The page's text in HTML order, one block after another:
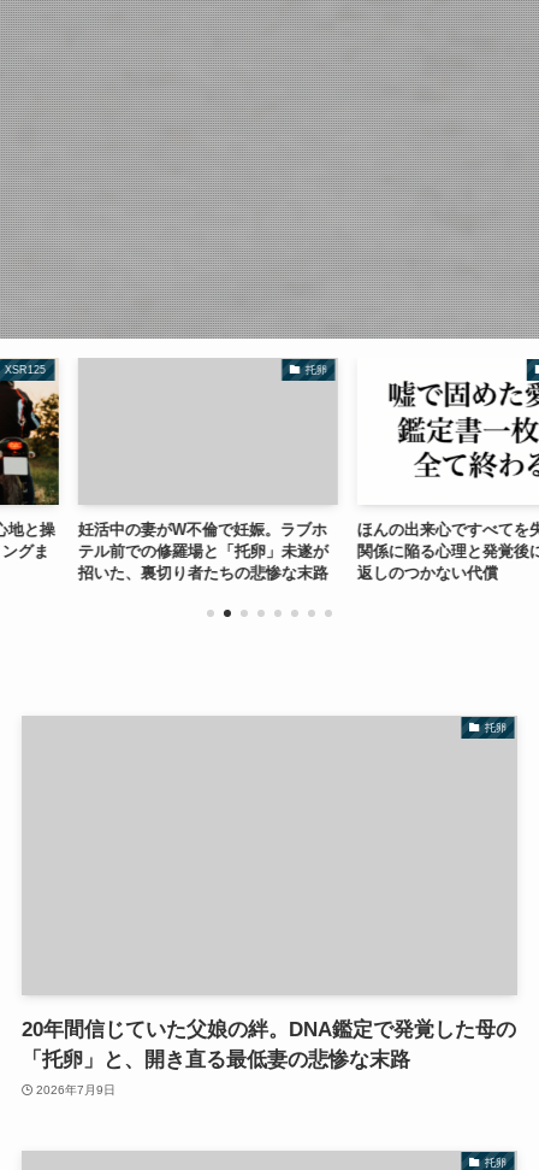
で妊娠。ラブホ
「托卵」未遂が
ちの悲惨な末路
ほんの出来心ですべてを失う。不倫
関係に陥る心理と発覚後に待つ取り
返しのつかない代償
親友と妻のW
た「托卵」と
酷な真実
托卵
20年間信じていた父娘の絆。DNA鑑定で発覚した母の
「托卵」と、開き直る最低妻の悲惨な末路
2026年7月9日
托卵